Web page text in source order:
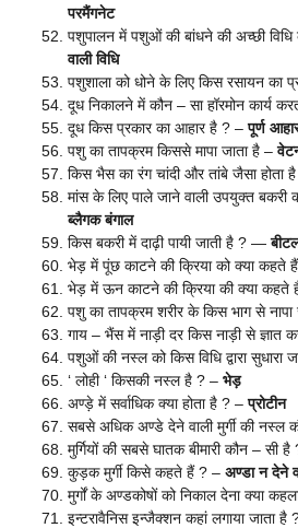
परमैंगनेट
पशुपालन में पशुओं की बांधने की अच्छी
वाली विधि
पशुशाला को धोने के लिए किस रसायन का
दूध निकालने में कौन – सा हॉरमोन कार्य
दूध किस प्रकार का आहार है ? –पूर्ण
पशु का तापक्रम किससे मापा जाता है –
किस भैस का रंग चांदी और तांबे जैसा होता
मांस के लिए पाले जाने वाली उपयुक्त
ब्लैगक बंगाल
किस बकरी में दाढ़ी पायी जाती है ? —
भेड़ में पूंछ काटने की क्रिया को क्या कहते
भेड़ में ऊन काटने की क्रिया की क्या
पशु का तापक्रम शरीर के किस भाग से
गाय – भैंस में नाड़ी दर किस नाड़ी से ज्ञात
पशुओं की नस्ल को किस विधि द्वारा सुधारा
‘ लोही ‘ किसकी नस्ल है ? – भेड़
अण्ड़े में सर्वाधिक क्या होता है ? –प्रोटीन
सबसे अधिक अण्डे देने वाली मुर्गी की नस्ल
मुर्गियों की सबसे घातक बीमारी कौन – सी
कुड़क मुर्गी किसे कहते हैं ? – अण्डा न देने
मुर्गों के अण्डकोषों को निकाल देना क्या
इन्टरावैनिस इन्जैक्शन कहां लगाया जाता